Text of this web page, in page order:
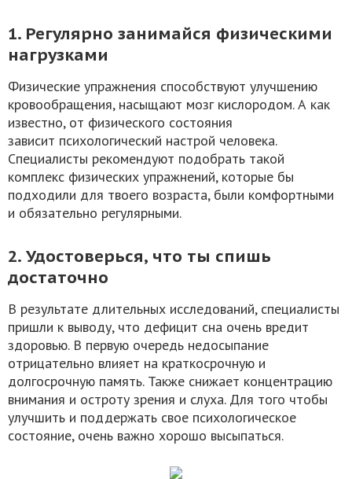
1. Регулярно занимайся физическими
нагрузками
Физические упражнения способствуют улучшению
кровообращения, насыщают мозг кислородом. А как
известно, от физического состояния
зависит психологический настрой человека.
Специалисты рекомендуют подобрать такой
комплекс физических упражнений, которые бы
подходили для твоего возраста, были комфортными
и обязательно регулярными.
2. Удостоверься, что ты спишь
достаточно
В результате длительных исследований, специалисты
пришли к выводу, что дефицит сна очень вредит
здоровью. В первую очередь недосыпание
отрицательно влияет на краткосрочную и
долгосрочную память. Также снижает концентрацию
внимания и остроту зрения и слуха. Для того чтобы
улучшить и поддержать свое психологическое
состояние, очень важно хорошо высыпаться.